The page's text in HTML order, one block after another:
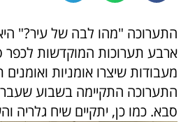
התערוכה "מהו לבה של עיר?"
ארבע תערוכות המוקדשות לכפר
מעבודות שיצרו אומניות
התערוכה התקיימה בשבוע שעבר
סבא. כמו כן, יתקיים שיח גלריה